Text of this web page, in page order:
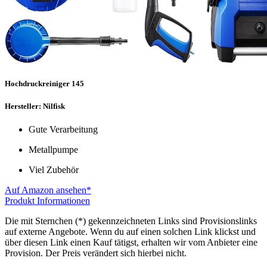
Hochdruckreiniger 145
Hersteller: Nilfisk
Gute Verarbeitung
Metallpumpe
Viel Zubehör
Auf Amazon ansehen*
Produkt Informationen
Die mit Sternchen (*) gekennzeichneten Links sind Provisionslinks
auf externe Angebote. Wenn du auf einen solchen Link klickst und
über diesen Link einen Kauf tätigst, erhalten wir vom Anbieter eine
Provision. Der Preis verändert sich hierbei nicht.